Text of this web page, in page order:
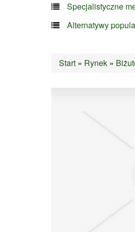
Specjalistyczne
Alternatywy
Start » Rynek »